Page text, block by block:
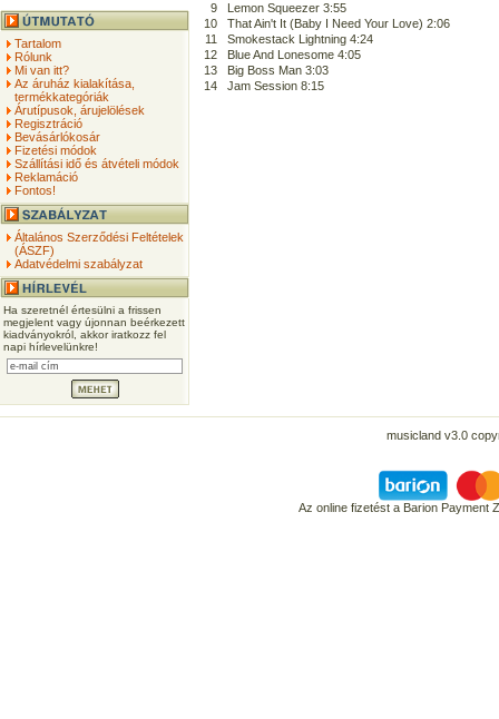
Tartalom
Rólunk
Mi van itt?
Az áruház kialakítása,
termékkategóriák
Árutípusok, árujelölések
Regisztráció
Bevásárlókosár
Fizetési módok
Szállítási idő és átvételi módok
Reklamáció
Fontos!
Általános Szerződési Feltételek
(ÁSZF)
Adatvédelmi szabályzat
Ha szeretnél értesülni a frissen
megjelent vagy újonnan beérkezett
kiadványokról, akkor iratkozz fel
napi hírlevelünkre!
9
Lemon Squeezer 3:55
10
That Ain't It (Baby I Need Your Love) 2:06
11
Smokestack Lightning 4:24
12
Blue And Lonesome 4:05
13
Big Boss Man 3:03
14
Jam Session 8:15
musicland v3.0
Az online fizetést a Barion Payment